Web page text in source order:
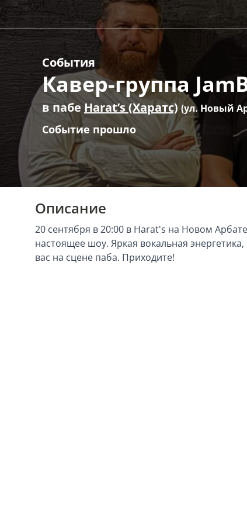
События
Кавер-группа
в пабе Harat’s (Харатс) (ул. Новый
Событие прошло
Описание
20 сентября в 20:00 в Harat's на Новом
настоящее шоу. Яркая вокальная
вас на сцене паба. Приходите!